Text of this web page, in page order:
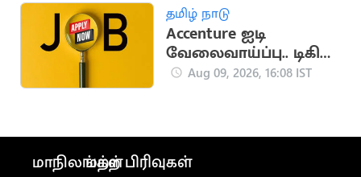
தமிழ் நாடு
Accenture ஐடி
வேலைவாய்ப்பு.. டிகிரி
இருந்தாலே போது
Aug 09, 2026, 16:08 IST
மாநிலங்கள்மற்ற பிரிவுகள்